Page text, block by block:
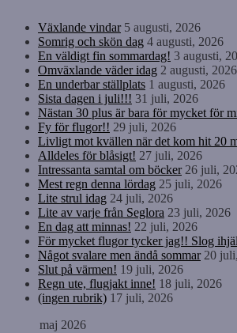
Växlande vindar 5 augusti, 2026
Somrig och skön dag 4 augusti, 2026
En väldigt fin sommardag! 3 augusti,
Omväxlande väder idag 2 augusti, 2026
En underbar ställplats 1 augusti, 2026
Sista dagen i juli!!! 31 juli, 2026
Nästan 30 plus är bara för mycket för
Fy för flugor!! 29 juli, 2026
Livligt mot kvällen när det kom hit 20
Alldeles för blåsigt! 27 juli, 2026
Intressanta samtal om böcker 26 juli,
Mest regn denna lördag 25 juli, 2026
Lite strul idag 24 juli, 2026
Lite av varje från Seglora 23 juli, 2026
En dag att minnas! 22 juli, 2026
För mycket flugor tycker jag!! Slog
Något svalare men ändå sommar 20
Slut på värmen! 19 juli, 2026
Regn ute, flugjakt inne! 18 juli, 2026
(ingen rubrik) 17 juli, 2026
maj 2026